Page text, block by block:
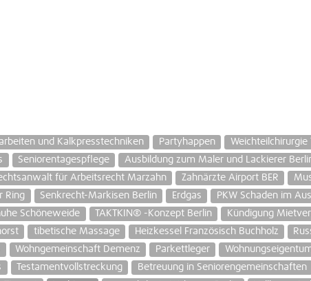
und Kalkpresstechniken Partyhappen Weichteilchirurgie
Seniorentagespflege Ausbildung zum Maler und Lackierer
für Arbeitsrecht Marzahn Zahnärzte Airport BER
Ring Senkrecht-Markisen Berlin Erdgas
PKW Schaden im
Schöneweide TAKTKIN® -Konzept Berlin Kündigung
tibetische Massage Heizkessel Französisch Buchholz
Wohngemeinschaft Demenz Parkettleger
Testamentvollstreckung Betreuung in Seniorengemeinschaften